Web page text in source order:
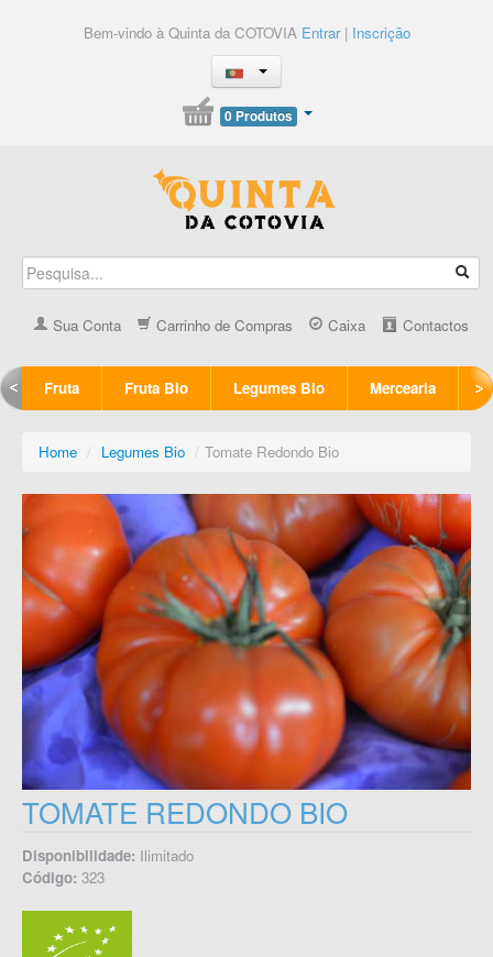
Bem-vindo à Quinta da COTOVIA Entrar| Inscrição
0 Produtos
Sua Conta Carrinho de Compras Caixa Contactos
Fruta Fruta Bio Legumes Bio Mercearia
Home / Legumes Bio / Tomate Redondo Bio
TOMATE REDONDO BIO
Disponibilidade: Ilimitado
Código: 323